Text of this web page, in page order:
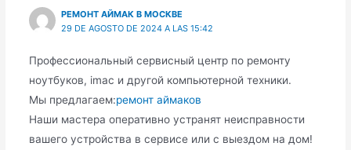
РЕМОНТ АЙМАК В МОСКВЕ
29 DE AGOSTO DE 2024 A LAS 15:42
Профессиональный сервисный центр по ремонту
ноутбуков, imac и другой компьютерной техники.
Мы предлагаем:ремонт аймаков
Наши мастера оперативно устранят неисправности
вашего устройства в сервисе или с выездом на дом!